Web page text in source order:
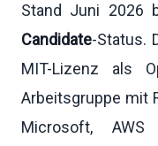
Stand Juni 2026
Candidate-Status.
MIT-Lizenz als
Arbeitsgruppe mit
Microsoft,